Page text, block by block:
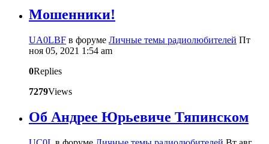
Мошенники!
UA0LBF в форуме Личные темы радиолюбителей Пт
ноя 05, 2021 1:54 am
0Replies
7279Views
Об Андрее Юрьевиче Тяпинском